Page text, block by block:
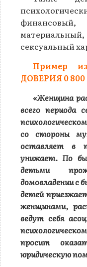
сексуальный
Пример
ДОВЕРИЯ 0 800
«Женщина
всего периода
со стороны
оставляет в
унижает. По
детьми
домовладении с
детей
женщинами,
ведут себя
просит
юридическую